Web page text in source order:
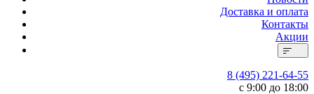
Доставка и оплата
Контакты
Акции
8 (495) 221-64-55
с 9:00 до 18:00